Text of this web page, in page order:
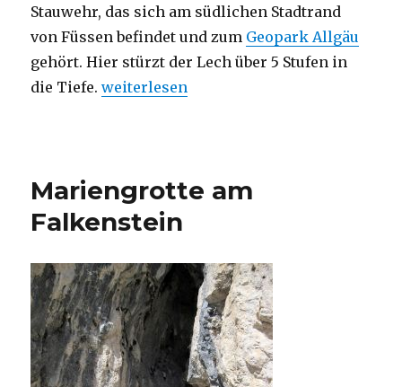
Stauwehr, das sich am südlichen Stadtrand
von Füssen befindet und zum Geopark Allgäu
gehört. Hier stürzt der Lech über 5 Stufen in
die Tiefe.„Lechfall mit Klamm – Geopark Allgäu“
weiterlesen
Mariengrotte am
Falkenstein